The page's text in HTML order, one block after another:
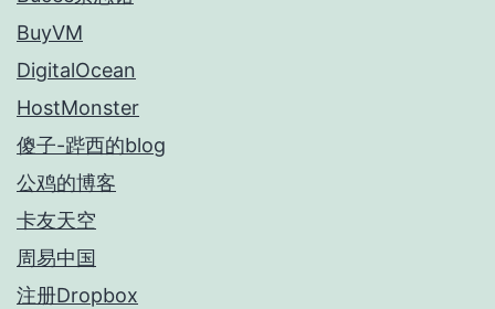
BuyVM
DigitalOcean
HostMonster
傻子-跸西的blog
公鸡的博客
卡友天空
周易中国
注册Dropbox